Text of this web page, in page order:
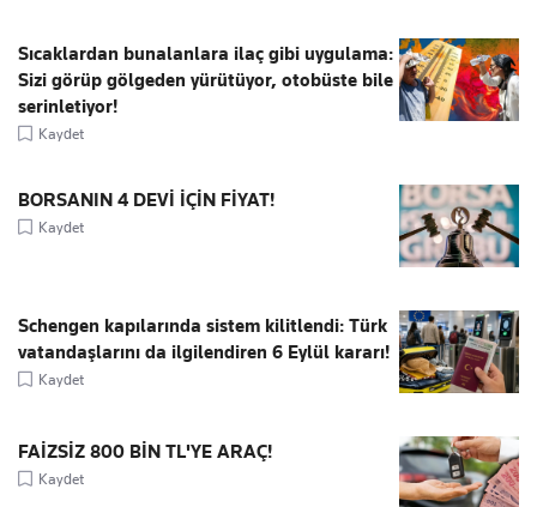
Sıcaklardan bunalanlara ilaç gibi uygulama:
Sizi görüp gölgeden yürütüyor, otobüste bile
serinletiyor!
Kaydet
BORSANIN 4 DEVİ İÇİN FİYAT!
Kaydet
Schengen kapılarında sistem kilitlendi: Türk
vatandaşlarını da ilgilendiren 6 Eylül kararı!
Kaydet
FAİZSİZ 800 BİN TL'YE ARAÇ!
Kaydet